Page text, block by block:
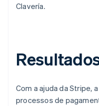
Clavería.
Com a ajuda da Stripe,
processos de